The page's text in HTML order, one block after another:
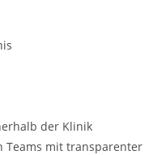
der Klinik
Teams mit transparenter